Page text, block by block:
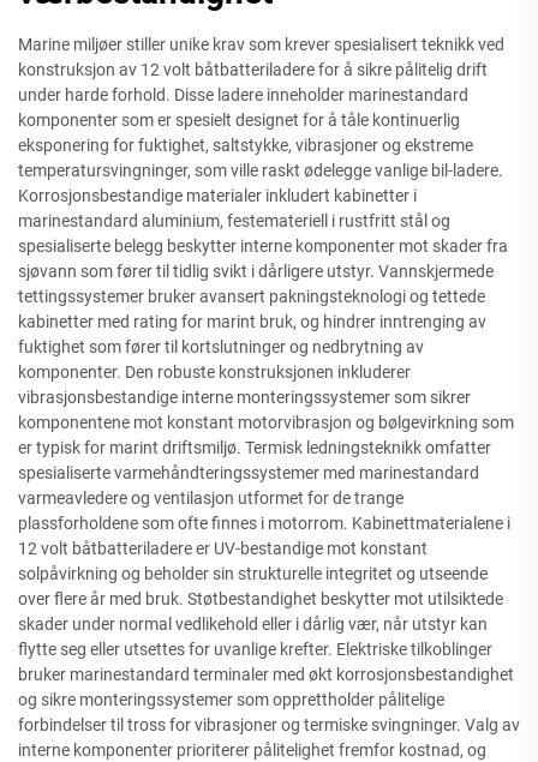
Marine miljøer stiller unike krav som krever spesialisert teknikk ved
konstruksjon av 12 volt båtbatteriladere for å sikre pålitelig drift
under harde forhold. Disse ladere inneholder marinestandard
komponenter som er spesielt designet for å tåle kontinuerlig
eksponering for fuktighet, saltstykke, vibrasjoner og ekstreme
temperatursvingninger, som ville raskt ødelegge vanlige bil-ladere.
Korrosjonsbestandige materialer inkludert kabinetter i
marinestandard aluminium, festemateriell i rustfritt stål og
spesialiserte belegg beskytter interne komponenter mot skader fra
sjøvann som fører til tidlig svikt i dårligere utstyr. Vannskjermede
tettingssystemer bruker avansert pakningsteknologi og tettede
kabinetter med rating for marint bruk, og hindrer inntrenging av
fuktighet som fører til kortslutninger og nedbrytning av
komponenter. Den robuste konstruksjonen inkluderer
vibrasjonsbestandige interne monteringssystemer som sikrer
komponentene mot konstant motorvibrasjon og bølgevirkning som
er typisk for marint driftsmiljø. Termisk ledningsteknikk omfatter
spesialiserte varmehåndteringssystemer med marinestandard
varmeavledere og ventilasjon utformet for de trange
plassforholdene som ofte finnes i motorrom. Kabinettmaterialene i
12 volt båtbatteriladere er UV-bestandige mot konstant
solpåvirkning og beholder sin strukturelle integritet og utseende
over flere år med bruk. Støtbestandighet beskytter mot utilsiktede
skader under normal vedlikehold eller i dårlig vær, når utstyr kan
flytte seg eller utsettes for uvanlige krefter. Elektriske tilkoblinger
bruker marinestandard terminaler med økt korrosjonsbestandighet
og sikre monteringssystemer som opprettholder pålitelige
forbindelser til tross for vibrasjoner og termiske svingninger. Valg av
interne komponenter prioriterer pålitelighet fremfor kostnad, og